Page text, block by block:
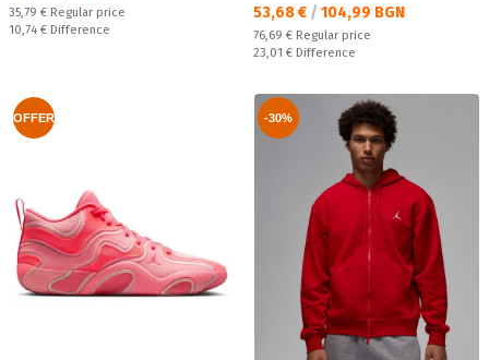
Regular price:
35,79 € Regular price
Спестявате:
10,74 € Difference
Текуща цена:
53,68 € / 104,99 BGN
Regular price:
76,69 € Regular price
Спестявате:
23,01 € Difference
OFFER -30%